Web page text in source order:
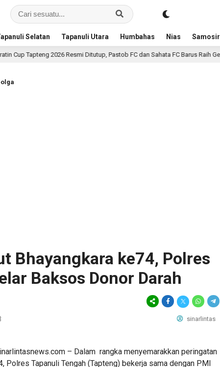
Selatan Tapanuli Utara Humbahas Nias Samosir
2026 Resmi Ditutup, Pastob FC dan Sahata FC Barus Raih Gelar Juara
Bhayangkara ke74, Polres
Baksos Donor Darah
sinarlintas
– Dalam rangka menyemarakkan peringatan
Polres Tapanuli Tengah (Tapteng) bekerja sama dengan PMI